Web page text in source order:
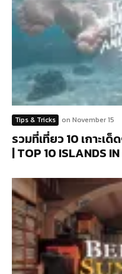
Tips & Tricks on November 15
รวมที่เที่ยว 10 เกาะเ
| TOP 10 ISLANDS